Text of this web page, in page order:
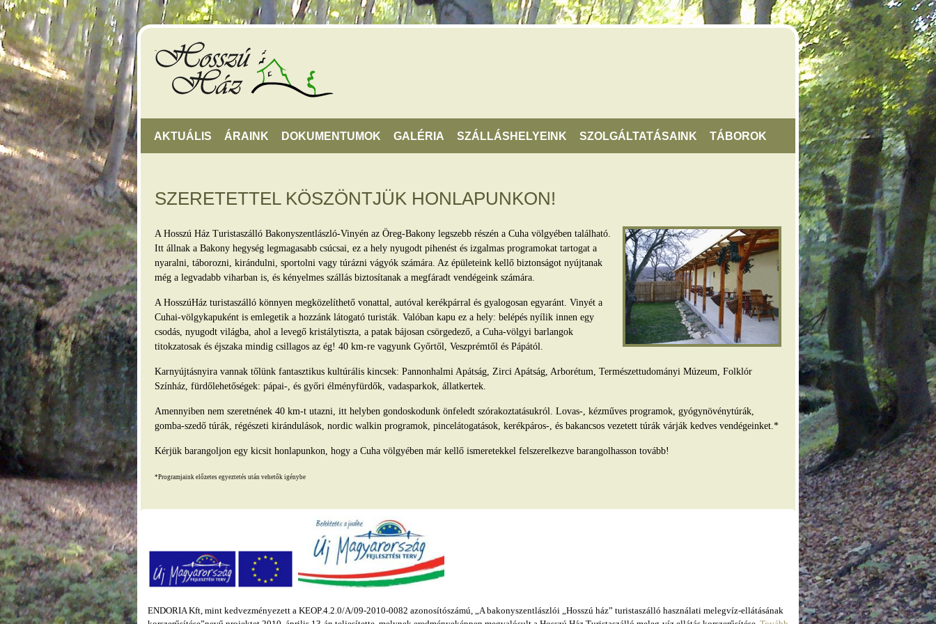
AKTUÁLIS ÁRAINK DOKUMENTUMOK GALÉRIA SZÁLLÁSHELYEINK SZOLGÁLTATÁSAINK TÁBOROK
SZERETETTEL KÖSZÖNTJÜK HONLAPUNKON!
A Hosszú Ház Turistaszálló Bakonyszentlászló-Vinyén az Öreg-Bakony legszebb részén a Cuha völgyében található.
Itt állnak a Bakony hegység legmagasabb csúcsai, ez a hely nyugodt pihenést és izgalmas programokat tartogat a
nyaralni, táborozni, kirándulni, sportolni vagy túrázni vágyók számára. Az épületeink kellő biztonságot nyújtanak
még a legvadabb viharban is, és kényelmes szállás biztosítanak a megfáradt vendégeink számára.
A HosszúHáz turistaszálló könnyen megközelíthető vonattal, autóval kerékpárral és gyalogosan egyaránt. Vinyét a
Cuhai-völgykapuként is emlegetik a hozzánk látogató turisták. Valóban kapu ez a hely: belépés nyílik innen egy
csodás, nyugodt világba, ahol a levegő kristálytiszta, a patak bájosan csörgedező, a Cuha-völgyi barlangok
titokzatosak és éjszaka mindig csillagos az ég! 40 km-re vagyunk Győrtől, Veszprémtől és Pápától.
Karnyújtásnyira vannak tőlünk fantasztikus kultúrális kincsek: Pannonhalmi Apátság, Zirci Apátság, Arborétum, Természettudományi Múzeum, Folklór
Színház, fürdőlehetőségek: pápai-, és győri élményfürdők, vadasparkok, állatkertek.
Amennyiben nem szeretnének 40 km-t utazni, itt helyben gondoskodunk önfeledt szórakoztatásukról. Lovas-, kézműves programok, gyógynövénytúrák,
gomba-szedő túrák, régészeti kirándulások, nordic walkin programok, pincelátogatások, kerékpáros-, és bakancsos vezetett túrák várják kedves vendégeinket.*
Kérjük barangoljon egy kicsit honlapunkon, hogy a Cuha völgyében már kellő ismeretekkel felszerelkezve barangolhasson tovább!
*Programjaink előzetes egyeztetés után vehetők igénybe
ENDORIA Kft, mint kedvezményezett a KEOP.4.2.0/A/09-2010-0082 azonosítószámú, „A bakonyszentlászlói „Hosszú ház” turistaszálló használati melegvíz-ellátásának